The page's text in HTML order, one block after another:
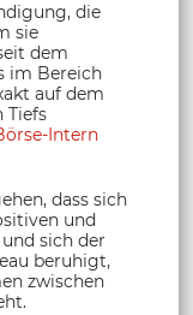
die
sie
dem
im Bereich
auf dem
Tiefs
Intern
dass sich
und
sich der
beruhigt,
zwischen